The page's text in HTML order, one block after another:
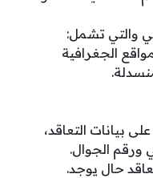
والتي تشمل:
الجغرافية
بيانات التعاقد،
ورقم الجوال.
حال يوجد.